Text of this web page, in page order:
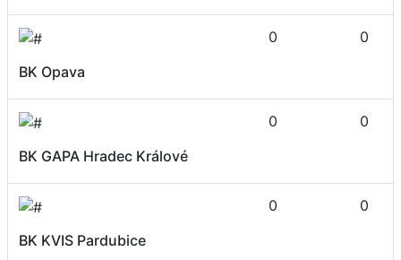
BK Opava
0 0
BK GAPA Hradec Králové
0 0
BK KVIS Pardubice
0 0